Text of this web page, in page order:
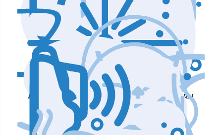
Аппараты по уходу и чистке лица
Аппараты для массажа и коррекции фигуры